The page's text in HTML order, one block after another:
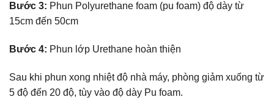
Bước 3: Phun Polyurethane foam (pu foam) độ dày từ
15cm đến 50cm
Bước 4: Phun lớp Urethane hoàn thiện
Sau khi phun xong nhiệt độ nhà máy, phòng giảm xuống từ
5 độ đến 20 độ, tùy vào độ dày Pu foam.